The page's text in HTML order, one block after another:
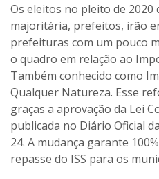
Os eleitos no pleito de 2020
majoritária, prefeitos, irão
prefeituras com um pouco
o quadro em relação ao
Também conhecido como
Qualquer Natureza. Esse
graças a aprovação da Lei
publicada no Diário Oficial
24. A mudança garante
repasse do ISS para os